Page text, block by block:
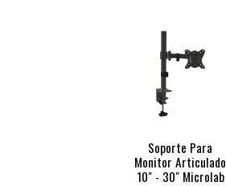
Soporte Para
Monitor Articulado
10" - 30" Microlab